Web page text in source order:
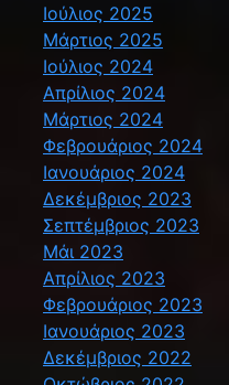
Ιούλιος 2025
Μάρτιος 2025
Ιούλιος 2024
Απρίλιος 2024
Μάρτιος 2024
Φεβρουάριος 2024
Ιανουάριος 2024
Δεκέμβριος 2023
Σεπτέμβριος 2023
Μάι 2023
Απρίλιος 2023
Φεβρουάριος 2023
Ιανουάριος 2023
Δεκέμβριος 2022